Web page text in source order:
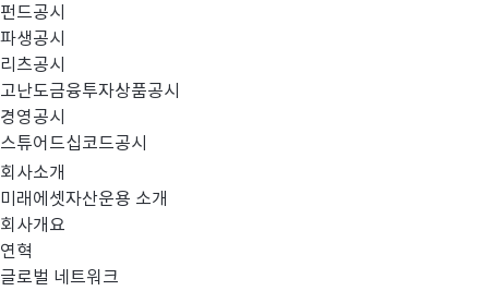
펀드공시
파생공시
리츠공시
고난도금융투자상품공시
경영공시
스튜어드십코드공시
회사소개
미래에셋자산운용 소개
회사개요
연혁
글로벌 네트워크
이전글